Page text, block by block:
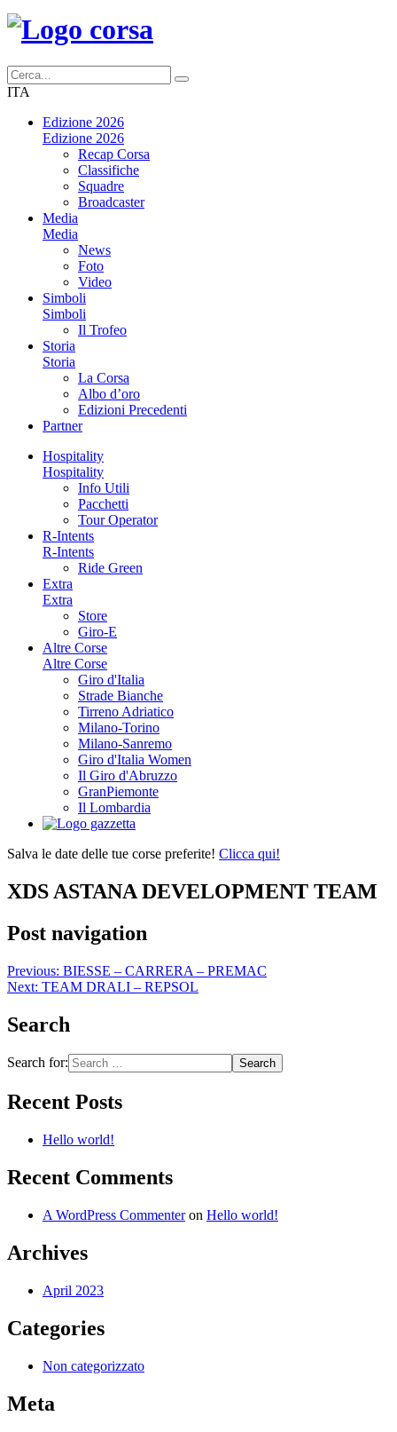
ITA
Edizione 2026
Edizione 2026
Recap Corsa
Classifiche
Squadre
Broadcaster
Media
Media
News
Foto
Video
Simboli
Simboli
Il Trofeo
Storia
Storia
La Corsa
Albo d’oro
Edizioni Precedenti
Partner
Hospitality
Hospitality
Info Utili
Pacchetti
Tour Operator
R-Intents
R-Intents
Ride Green
Extra
Extra
Store
Giro-E
Altre Corse
Altre Corse
Giro d'Italia
Strade Bianche
Tirreno Adriatico
Milano-Torino
Milano-Sanremo
Giro d'Italia Women
Il Giro d'Abruzzo
GranPiemonte
Il Lombardia
Salva le date delle tue corse preferite! Clicca qui!
XDS ASTANA DEVELOPMENT TEAM
Post navigation
Previous: BIESSE – CARRERA – PREMAC
Next: TEAM DRALI – REPSOL
Search
Search for:
Recent Posts
Hello world!
Recent Comments
A WordPress Commenteron Hello world!
Archives
April 2023
Categories
Non categorizzato
Meta